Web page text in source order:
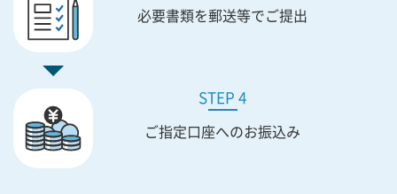
必要書類を郵送等でご提出
STEP 4
ご指定口座へのお振込み